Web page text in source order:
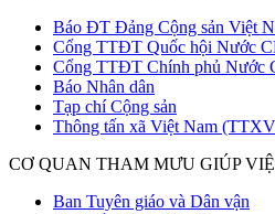
Báo ĐT Đảng Cộng sản Việt
Cổng TTĐT Quốc hội Nước
Cổng TTĐT Chính phủ Nước
Báo Nhân dân
Tạp chí Cộng sản
Thông tấn xã Việt Nam
CƠ QUAN THAM MƯU GIÚP
Ban Tuyên giáo và Dân vận